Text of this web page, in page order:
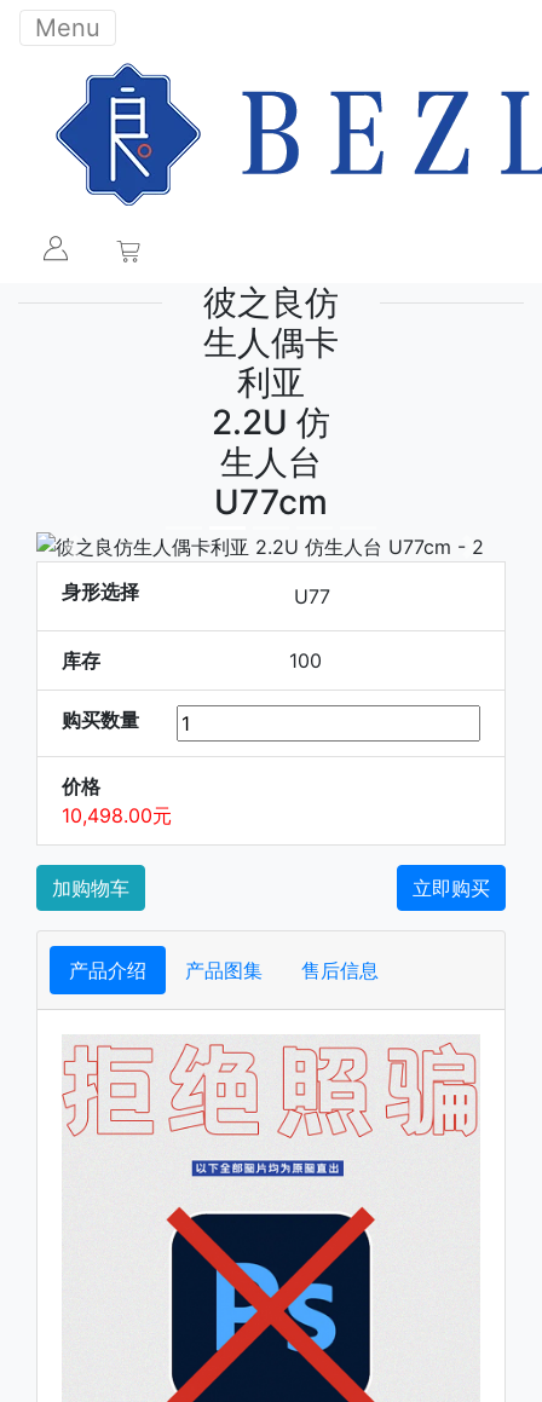
Menu
彼之良仿
生人偶卡
利亚
2.2U 仿
生人台
U77cm
下一张
下一张
身形选择
U77
库存 100
购买数量
价格
10,498.00元
加购物车 立即购买
产品介绍 产品图集 售后信息